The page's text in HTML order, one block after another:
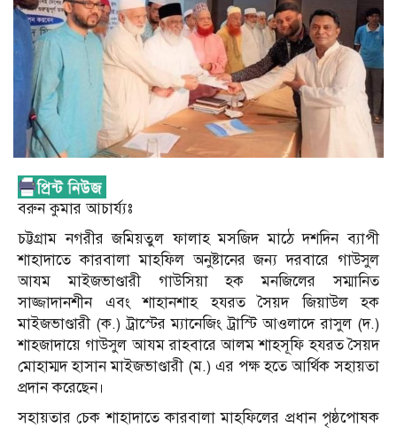
বরুন কুমার আচার্য্যঃ
চট্টগ্রাম নগরীর জমিয়তুল ফালাহ মসজিদ মাঠে দশদিন ব্যাপী
শাহাদাতে কারবালা মাহফিল অনুষ্টানের জন্য দরবারে গাউসুল
আযম মাইজভাণ্ডারী গাউসিয়া হক মনজিলের সম্মানিত
সাজ্জাদানশীন এবং শাহানশাহ হযরত সৈয়দ জিয়াউল হক
মাইজভাণ্ডারী (ক.) ট্রাস্টের ম্যানেজিং ট্রাস্টি আওলাদে রাসুল (দ.)
শাহজাদায়ে গাউসুল আযম রাহবারে আলম শাহসূফি হযরত সৈয়দ
মোহাম্মদ হাসান মাইজভাণ্ডারী (ম.) এর পক্ষ হতে আর্থিক সহায়তা
প্রদান করেছেন।
সহায়তার চেক শাহাদাতে কারবালা মাহফিলের প্রধান পৃষ্ঠপোষক